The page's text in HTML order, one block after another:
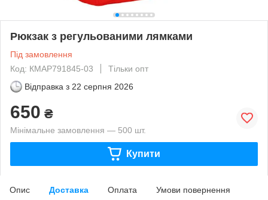
Рюкзак з регульованими лямками
Під замовлення
Код: КМАР791845-03
Тільки опт
Відправка з 22 серпня 2026
650 ₴
Мінімальне замовлення — 500 шт.
Купити
Опис Доставка Оплата Умови повернення